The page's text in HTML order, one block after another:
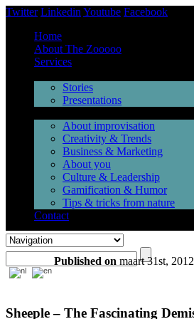
Twitter Linkedin Youtube Facebook
Home
About The Zooooo
Services
Stories
Presentations
About improvisation
Creativity & Trends
Business & Marketing
About you
Culture & Leadership
Gamification & Humor
Tips & tricks from nature
Contact
Published on maart 31st,
Sheeple – The Fascinating